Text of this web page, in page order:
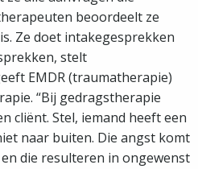
beoordeelt ze
Ze doet intakegesprekken
stelt
EMDR (traumatherapie)
“Bij gedragstherapie
cliënt. Stel, iemand heeft een
naar buiten. Die angst komt
die resulteren in ongewenst